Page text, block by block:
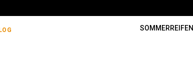
SOMMERREIFEN